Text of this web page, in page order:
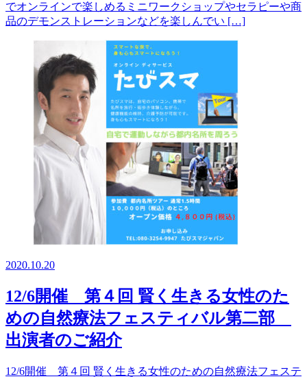
でオンラインで楽しめるミニワークショップやセラピーや商
品のデモンストレーションなどを楽しんでい […]
2020.10.20
12/6開催 第４回 賢く生きる女性のた
めの自然療法フェスティバル第二部
出演者のご紹介
12/6開催 第４回 賢く生きる女性のための自然療法フェステ